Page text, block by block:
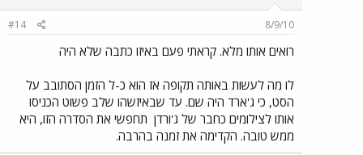
8/9/10
#14
רואים אותו מלא. קראתי פעם באיזו כתבה שלא היה
לו מה לעשות באותה תקופה אז הוא כ-ל הזמן הסתובב על
הסט, כי ג'ארד היה שם. עד שבאיזשהו שלב פשוט הכניסו
אותו לצילומים כחבר של ג'ורדן תחפשי את הסדרה הזו, היא
ממש טובה. הקדימה את זמנה בהרבה.